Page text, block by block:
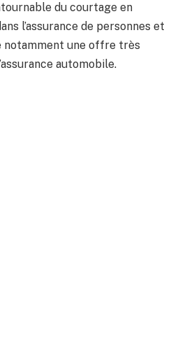
du courtage en
l’assurance de personnes et
notamment une offre très
automobile.